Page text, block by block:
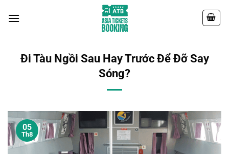
đến
Đi Tàu Ngồi Sau Hay Trước Để Đỡ Say
Sóng?
05
Th8